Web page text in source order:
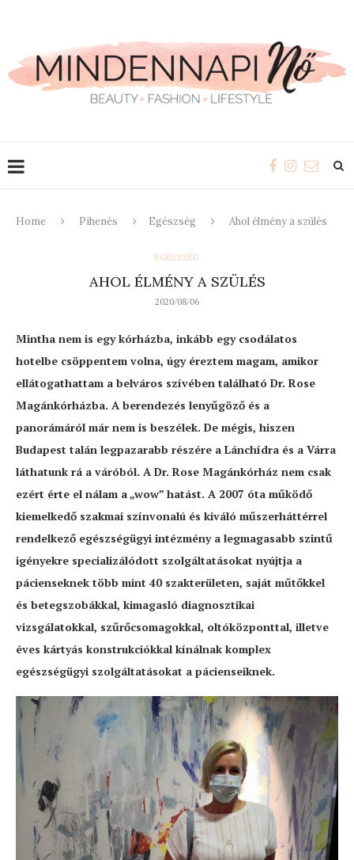
Home Pihenés Egészség Ahol élmény a szülés
EGÉSZSÉG
AHOL ÉLMÉNY A SZÜLÉS
2020/08/06
Mintha nem is egy kórházba, inkább egy csodálatos
hotelbe csöppentem volna, úgy éreztem magam, amikor
ellátogathattam a belváros szívében található Dr. Rose
Magánkórházba. A berendezés lenyűgöző és a
panorámáról már nem is beszélek. De mégis, hiszen
Budapest talán legpazarabb részére a Lánchídra és a Várra
láthatunk rá a váróból. A Dr. Rose Magánkórház nem csak
ezért érte el nálam a „wow” hatást. A 2007 óta működő
kiemelkedő szakmai színvonalú és kiváló műszerháttérrel
rendelkező egészségügyi intézmény a legmagasabb szintű
igényekre specializálódott szolgáltatásokat nyújtja a
pácienseknek több mint 40 szakterületen, saját műtőkkel
és betegszobákkal, kimagasló diagnosztikai
vizsgálatokkal, szűrőcsomagokkal, oltóközponttal, illetve
éves kártyás konstrukciókkal kínálnak komplex
egészségügyi szolgáltatásokat a pácienseiknek.